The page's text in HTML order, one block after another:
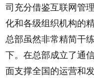
司充分借鉴互联网管
化和各级组织机构的
总部虽然非常精简干
下。在总部成立了通
面支撑全国的运营和